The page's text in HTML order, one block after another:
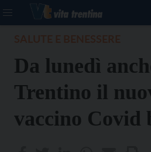
Da lunedì
Trentino il
vaccino Covid